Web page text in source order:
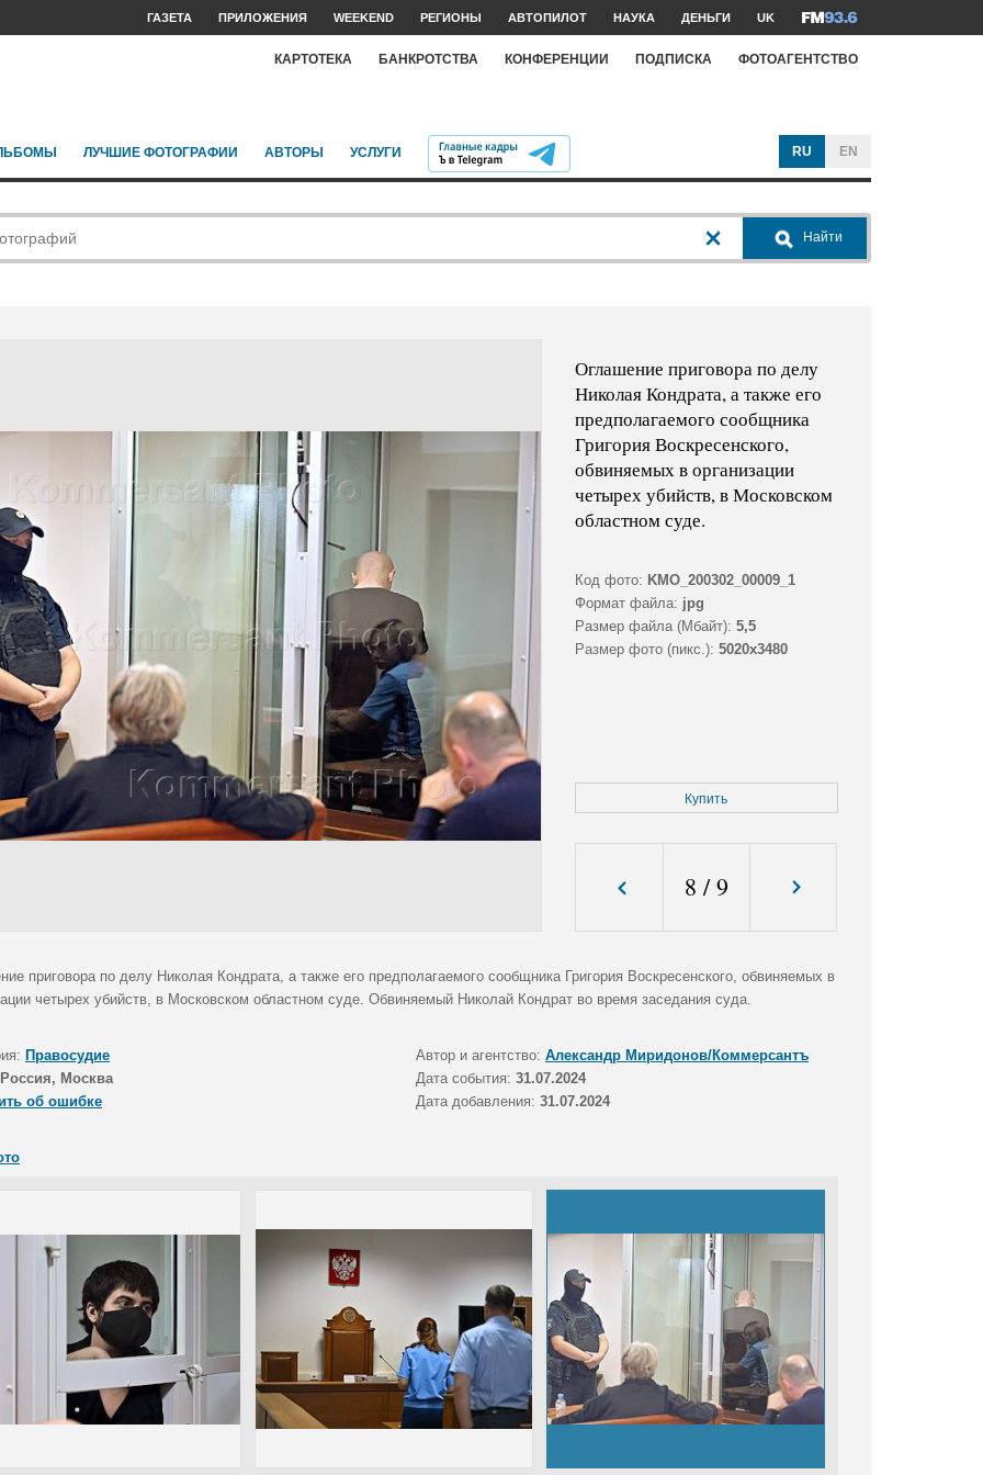
ГАЗЕТА ПРИЛОЖЕНИЯ WEEKEND РЕГИОНЫ АВТОПИЛОТ НАУКА ДЕНЬГИ UK
КАРТОТЕКА БАНКРОТСТВА КОНФЕРЕНЦИИ ПОДПИСКА ФОТОАГЕНТСТВО
ЛУЧШИЕ ФОТОГРАФИИ АВТОРЫ УСЛУГИ RU EN
Найти
Оглашение приговора по делу
Николая Кондрата, а также его
предполагаемого сообщника
Григория Воскресенского,
обвиняемых в организации
четырех убийств, в Московском
областном суде.
Код фото: KMO_200302_00009_1
Формат файла: jpg
Размер файла (Мбайт): 5,5
Размер фото (пикс.): 5020x3480
Купить
8 /9
приговора по делу Николая Кондрата, а также его предполагаемого сообщника Григория Воскресенского, обвиняемых в
четырех убийств, в Московском областном суде. Обвиняемый Николай Кондрат во время заседания суда.
Правосудие Автор и агентство: Александр Миридонов/Коммерсантъ
Россия, Москва Дата события: 31.07.2024
об ошибке
Дата добавления: 31.07.2024